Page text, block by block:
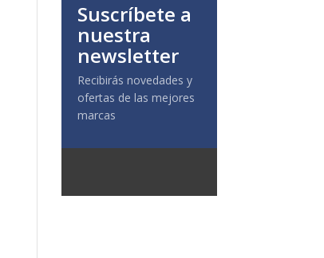
Suscríbete a
nuestra
newsletter
Recibirás novedades y
ofertas de las mejores
marcas